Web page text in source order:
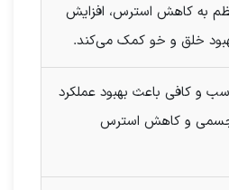
به کاهش استرس، افزایش
خلق و خو کمک می‌کند.
و کافی باعث بهبود عملکرد
و کاهش استرس